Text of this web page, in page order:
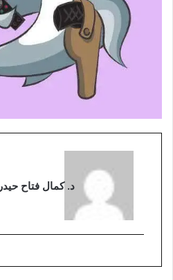
د. كمال فتاح حيدر